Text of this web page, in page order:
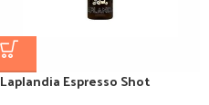
Laplandia Espresso Shot